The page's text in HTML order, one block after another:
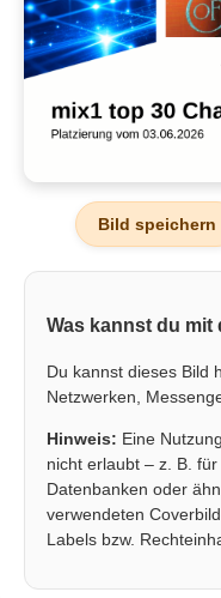
Bild speichern
Was kannst du mit
Du kannst dieses Bild
Netzwerken,
Hinweis: Eine
nicht erlaubt – z. B.
Datenbanken oder
verwendeten
Labels bzw.